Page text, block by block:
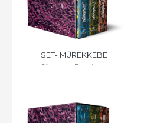
SET- MÜREKKEBE
Sümeyye Demirkan